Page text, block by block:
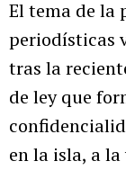
El tema de la
periodísticas
tras la
de ley que
en la isla, a